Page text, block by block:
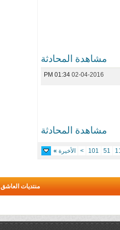
مشاهدة المحادثة
02-04-2016
01:34 PM
مشاهدة المحادثة
51
101
> الأخيرة »
منتديات العاشق